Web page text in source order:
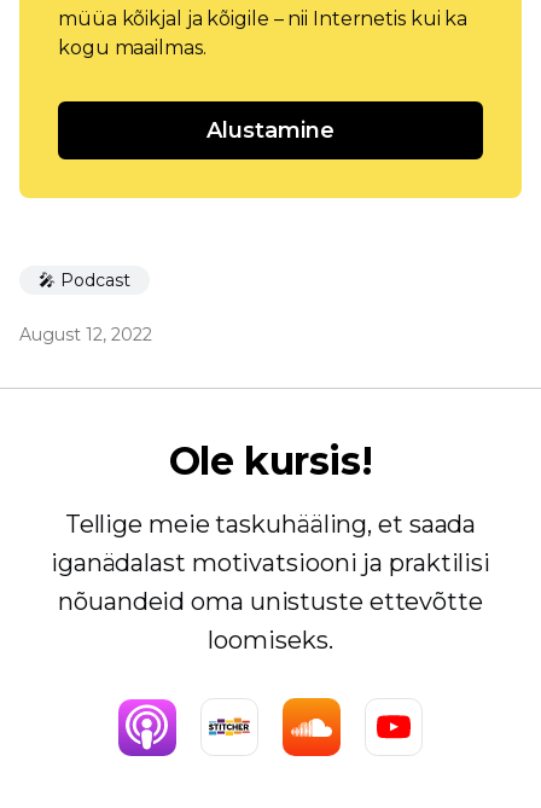
müüa kõikjal ja kõigile – nii Internetis kui ka
kogu maailmas.
Alustamine
🎤 Podcast
August 12, 2022
Ole kursis!
Tellige meie taskuhääling, et saada
iganädalast motivatsiooni ja praktilisi
nõuandeid oma unistuste ettevõtte
loomiseks.